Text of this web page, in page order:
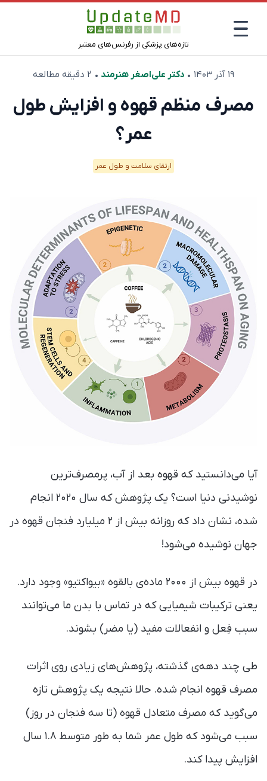
تازه‌های پزشکی از رفرنس‌های معتبر
۱۹ آذر ۱۴۰۳ • دکتر علی‌اصغر هنرمند • ۲ دقیقه مطالعه
مصرف منظم قهوه و افزایش طول
عمر؟
ارتقای سلامت و طول عمر
آیا می‌دانستید که قهوه بعد از آب، پرمصرف‌ترین
نوشیدنی دنیا است؟ یک پژوهش که سال ۲۰۲۰ انجام
شده، نشان داد که روزانه بیش از ۲ میلیارد فنجان قهوه در
جهان نوشیده می‌شود!
در قهوه بیش از ۲۰۰۰ ماده‌ی بالقوه «بیواکتیو» وجود دارد.
یعنی ترکیبات شیمیایی که در تماس با بدن ما می‌توانند
سبب فِعل و انفعالات مفید (یا مضر) بشوند.
طی چند دهه‌ی گذشته، پژوهش‌های زیادی روی اثرات
مصرف قهوه انجام شده. حالا نتیجه یک پژوهش تازه
می‌گوید که مصرف متعادل قهوه (تا سه فنجان در روز)
سبب می‌شود که طول عمر شما به طور متوسط ۱.۸ سال
افزایش پیدا کند.